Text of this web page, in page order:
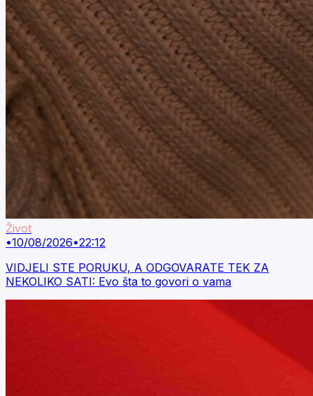
Život
•10/08/2026•22:12
VIDJELI STE PORUKU, A ODGOVARATE TEK ZA
NEKOLIKO SATI: Evo šta to govori o vama